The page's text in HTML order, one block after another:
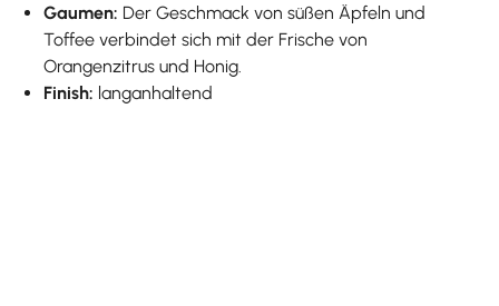
Gaumen: Der Geschmack von süßen Äpfeln und
Toffee verbindet sich mit der Frische von
Orangenzitrus und Honig.
Finish: langanhaltend